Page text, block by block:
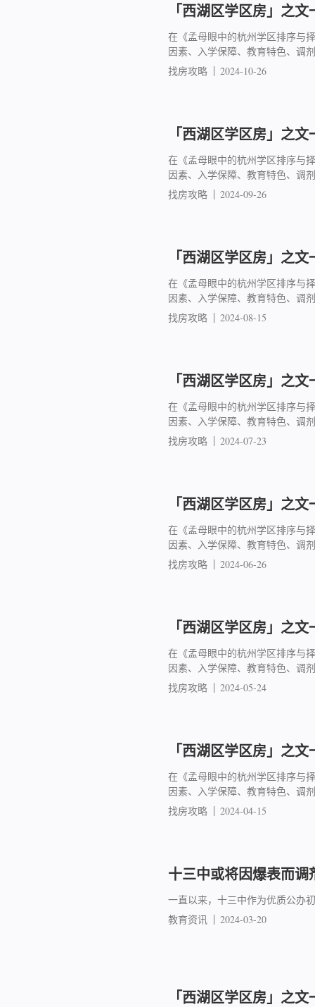
「西湖区学区房」之
在《孟母眼中的杭州学区排序与
因素、入学保障、教育特色、调
找房攻略
2024-10-26
「西湖区学区房」之
在《孟母眼中的杭州学区排序与
因素、入学保障、教育特色、调
找房攻略
2024-09-26
「西湖区学区房」之
在《孟母眼中的杭州学区排序与
因素、入学保障、教育特色、调
找房攻略
2024-08-15
「西湖区学区房」之
在《孟母眼中的杭州学区排序与
因素、入学保障、教育特色、调
找房攻略
2024-07-23
「西湖区学区房」之
在《孟母眼中的杭州学区排序与
因素、入学保障、教育特色、调
找房攻略
2024-06-26
「西湖区学区房」之
在《孟母眼中的杭州学区排序与
因素、入学保障、教育特色、调
找房攻略
2024-05-24
「西湖区学区房」之
在《孟母眼中的杭州学区排序与
因素、入学保障、教育特色、调
找房攻略
2024-04-15
十三中或将因爆表而调
一直以来，十三中作为优质公办
教育资讯
2024-03-20
「西湖区学区房」之